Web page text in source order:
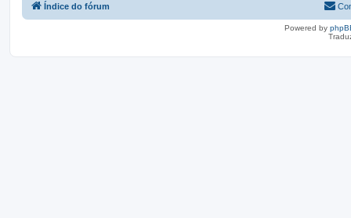
Índice do fórum
Powered by